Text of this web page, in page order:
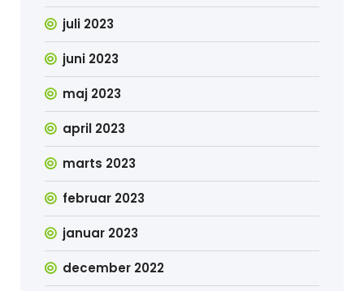
juli 2023
juni 2023
maj 2023
april 2023
marts 2023
februar 2023
januar 2023
december 2022